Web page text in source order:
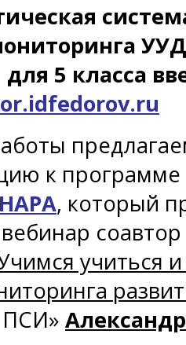
5 класса
к
, который
соавтор
учиться и
ПСИ»